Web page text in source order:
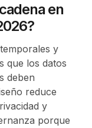
en
y
que los datos
deben
reduce
y
porque